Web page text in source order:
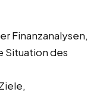
Finanzanalysen,
Situation des